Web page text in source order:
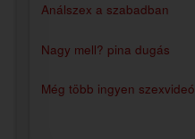
Análszex a szabadban
Nagy mell? pina dugás
Még több ingyen szexvideó